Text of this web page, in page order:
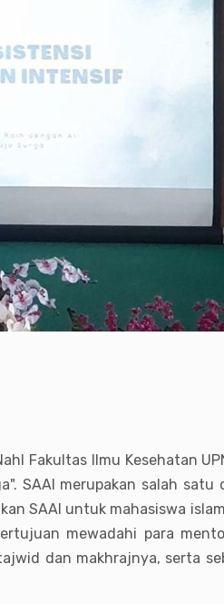
Fakultas Ilmu Kesehatan
SAAI merupakan salah
SAAI untuk mahasiswa
mewadahi para
dan makhrajnya, serta